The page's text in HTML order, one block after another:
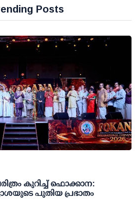
Posts
കുറിച്ച് ഫൊക്കാന:
പുതിയ പ്രഭാതം